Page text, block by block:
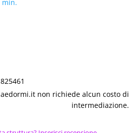
min.
non richiede alcun costo di
intermediazione.